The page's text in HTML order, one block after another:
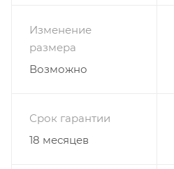
каждой дверью одно
выступающие
секции,двери открываются
выступающие части.Ножки-
мм меньше фасадов).
фасадам.
Изменение
размера
Возможно
Срок гарантии
18 месяцев